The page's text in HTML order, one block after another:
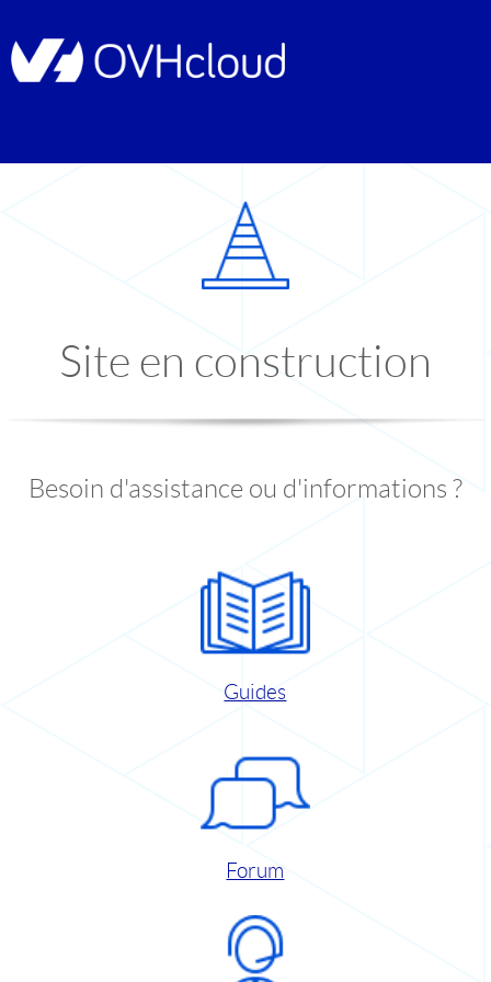
Site en construction
Besoin d'assistance ou d'informations ?
Guides
Forum